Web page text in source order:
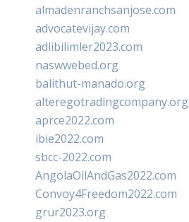
almadenranchsanjose.com
advocatevijay.com
adlibilimler2023.com
naswwebed.org
balithut-manado.org
alteregotradingcompany.org
aprce2022.com
ibie2022.com
sbcc-2022.com
AngolaOilAndGas2022.com
Convoy4Freedom2022.com
grur2023.org